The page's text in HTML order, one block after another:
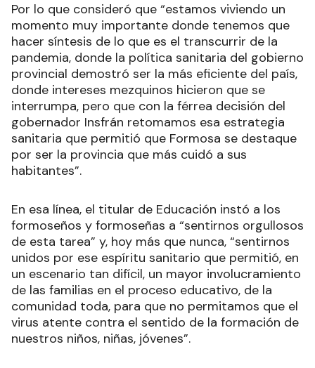
Por lo que consideró que “estamos viviendo un
momento muy importante donde tenemos que
hacer síntesis de lo que es el transcurrir de la
pandemia, donde la política sanitaria del gobierno
provincial demostró ser la más eficiente del país,
donde intereses mezquinos hicieron que se
interrumpa, pero que con la férrea decisión del
gobernador Insfrán retomamos esa estrategia
sanitaria que permitió que Formosa se destaque
por ser la provincia que más cuidó a sus
habitantes”.
En esa línea, el titular de Educación instó a los
formoseños y formoseñas a “sentirnos orgullosos
de esta tarea” y, hoy más que nunca, “sentirnos
unidos por ese espíritu sanitario que permitió, en
un escenario tan difícil, un mayor involucramiento
de las familias en el proceso educativo, de la
comunidad toda, para que no permitamos que el
virus atente contra el sentido de la formación de
nuestros niños, niñas, jóvenes”.